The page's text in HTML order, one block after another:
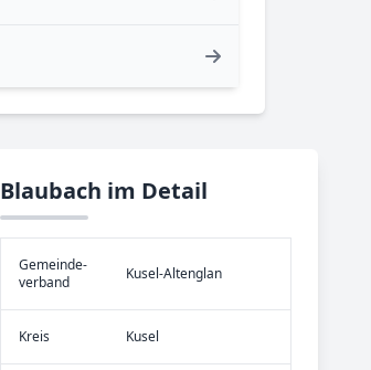
Blaubach im Detail
Gemeinde­
verband
Kusel-Altenglan
Kreis Kusel